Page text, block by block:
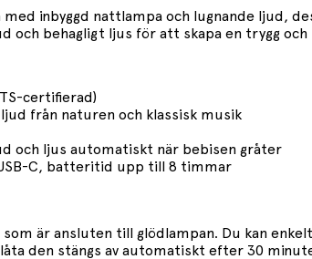
med inbyggd nattlampa och lugnande ljud,
och behagligt ljus för att skapa en trygg
certifierad)
från naturen och klassisk musik
och ljus automatiskt när bebisen gråter
C, batteritid upp till 8 timmar
är ansluten till glödlampan. Du kan
den stängs av automatiskt efter 30